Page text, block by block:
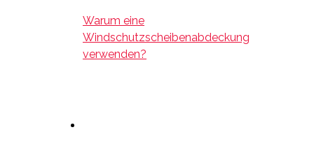
Warum eine
Windschutzscheibenabdeckung
verwenden?